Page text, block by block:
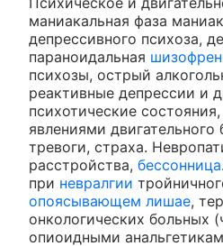
маниакальная фаза
депрессивного психоза,
параноидальная
психозы, острый
реактивные депрессии и
психотические
явлениями двигательного
тревоги, страха.
расстройства, бессонница
при невралгии
опоясывающем лишае,
онкологических больных
опиоидными